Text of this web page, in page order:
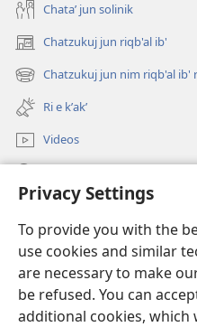
Privacy Settings
To provide you with the
use cookies and similar
are necessary to make
be refused. You can
additional cookies, which
Chataʼ jun solinik
Chatzukuj jun riqb'al ib'
(opens
new
window)
Chatzukuj jun nim riqb'al ib'
(opens
new
window)
Ri e kʼakʼ
Videos
(opens
window)UK'OLB'AL WUJ PA
(opens
new
window)JW Hub ®
(opens